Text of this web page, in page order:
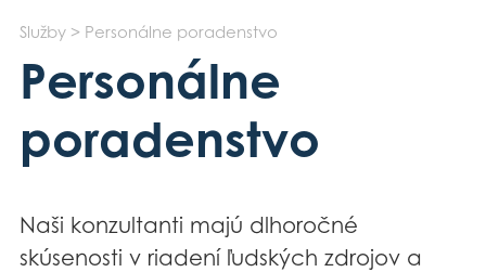
Služby > Personálne poradenstvo
Personálne
poradenstvo
Naši konzultanti majú dlhoročné
skúsenosti v riadení ľudských zdrojov a